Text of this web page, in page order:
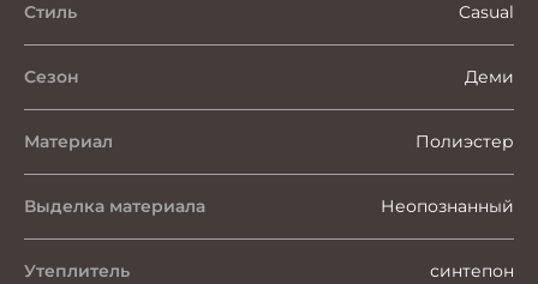
Стиль Casual
Сезон Деми
Материал Полиэстер
Выделка материала Неопознанный
Утеплитель синтепон